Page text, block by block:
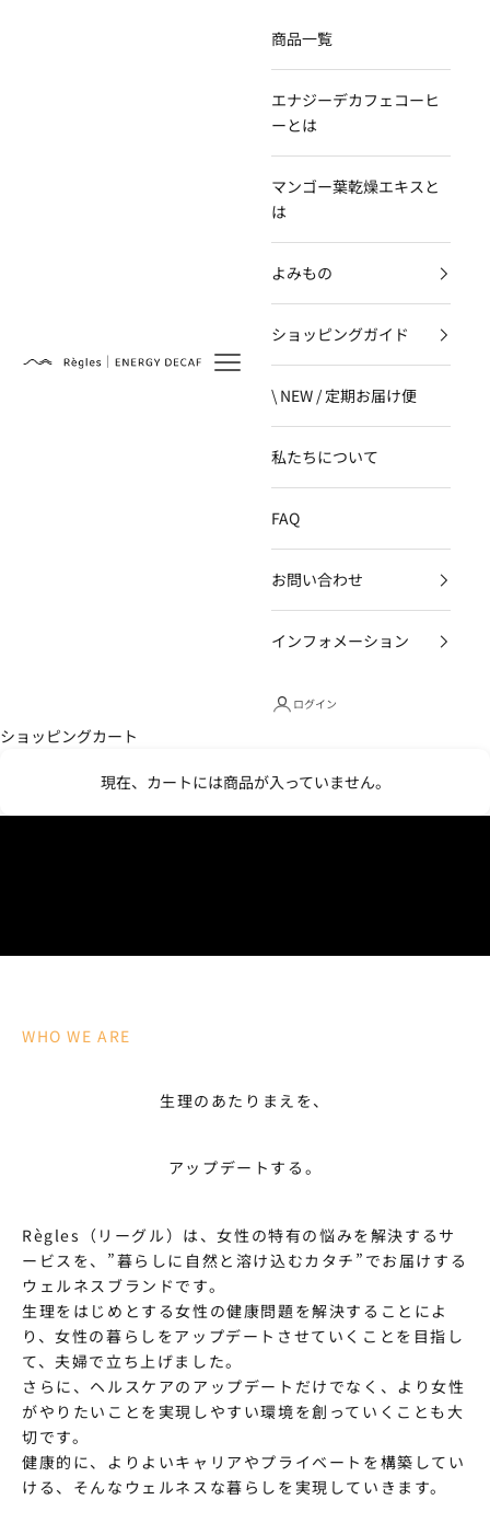
Règles
商品一覧
エナジーデカフェコーヒ
ーとは
マンゴー葉乾燥エキスと
は
よみもの
ショッピングガイド
\ NEW / 定期お届け便
私たちについて
FAQ
お問い合わせ
インフォメーション
ログイン
ショッピングカート
現在、カートには商品が入っていません。
WHO WE ARE
生理のあたりまえを、
アップデートする。
Règles（リーグル）は、女性の特有の悩みを解決するサ
ービスを、”暮らしに自然と溶け込むカタチ”でお届けする
ウェルネスブランドです。
生理をはじめとする女性の健康問題を解決することによ
り、女性の暮らしをアップデートさせていくことを目指し
て、夫婦で立ち上げました。
さらに、ヘルスケアのアップデートだけでなく、より女性
がやりたいことを実現しやすい環境を創っていくことも大
切です。
健康的に、よりよいキャリアやプライベートを構築してい
ける、そんなウェルネスな暮らしを実現していきます。